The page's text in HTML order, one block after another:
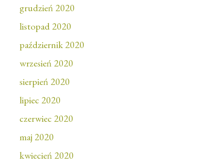
grudzień 2020
listopad 2020
październik 2020
wrzesień 2020
sierpień 2020
lipiec 2020
czerwiec 2020
maj 2020
kwiecień 2020